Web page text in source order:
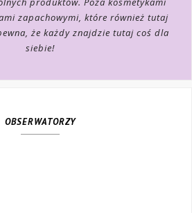
zapachowymi, które również tutaj
że każdy znajdzie tutaj coś dla
siebie!
OBSERWATORZY